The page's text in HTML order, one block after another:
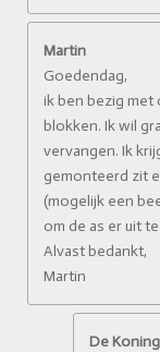
Martin
Goedendag,
ik ben bezig met
blokken. Ik wil
vervangen. Ik
gemonteerd zit
(mogelijk een
om de as er uit
Alvast bedankt,
Martin
De